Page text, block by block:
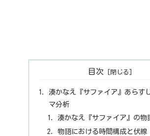
目次
湊かなえ『サファイア』あらす
マ分析
湊かなえ『サファイア』の物
物語における時間構成と伏線